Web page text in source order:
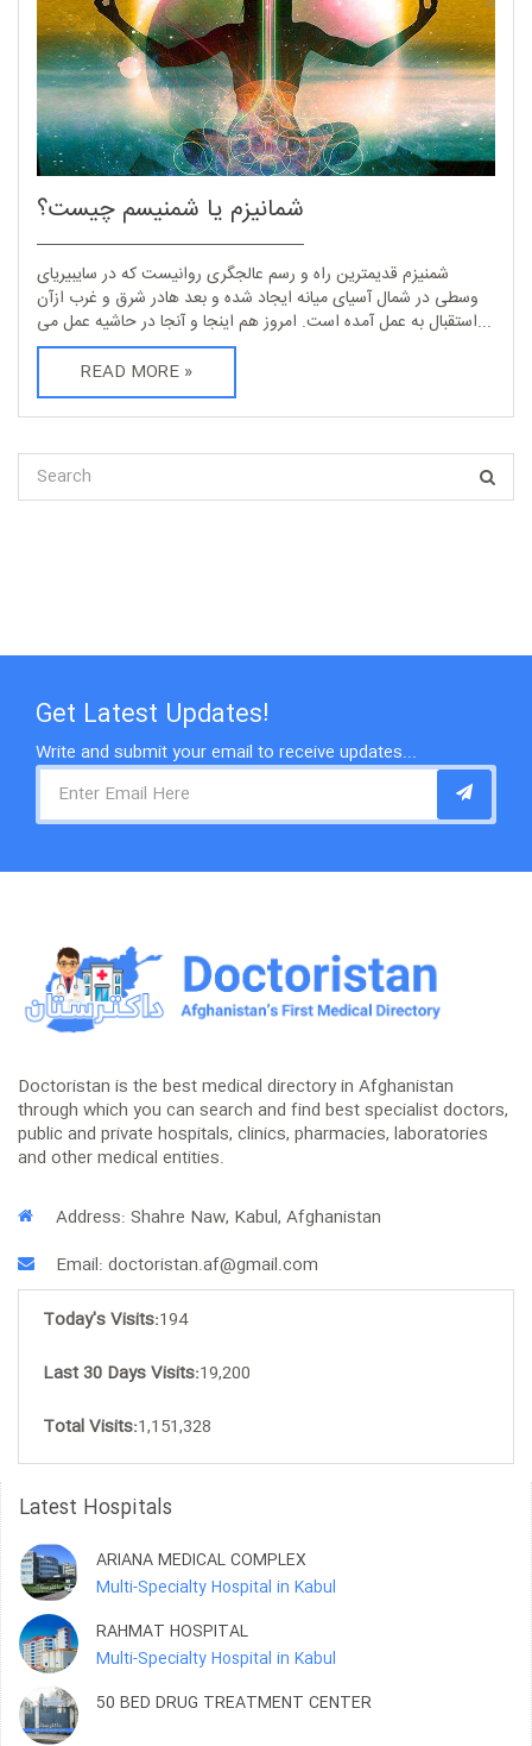
شمانیزم یا شمنیسم چیست؟
شمنیزم قدیمترین راه و رسم عالجگری روانیست که در سایبیریای
وسطی در شمال آسیای میانه ایجاد شده و بعد هادر شرق و غرب ازآن
استقبال به عمل آمده است. امروز هم اینجا و آنجا در حاشیه عمل می...
READ MORE »
Get Latest Updates!
Write and submit your email to receive updates...
Doctoristan is the best medical directory in Afghanistan
through which you can search and find best specialist doctors,
public and private hospitals, clinics, pharmacies, laboratories
and other medical entities.
Address: Shahre Naw, Kabul, Afghanistan
Email: doctoristan.af@gmail.com
Today's Visits:194
Last 30 Days Visits:19,200
Total Visits:1,151,328
Latest Hospitals
ARIANA MEDICAL COMPLEX
Multi-Specialty Hospital in Kabul
RAHMAT HOSPITAL
Multi-Specialty Hospital in Kabul
50 BED DRUG TREATMENT CENTER